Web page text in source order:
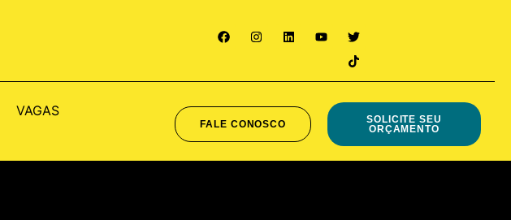
VAGAS
FALE CONOSCO
SOLICITE SEU
ORÇAMENTO